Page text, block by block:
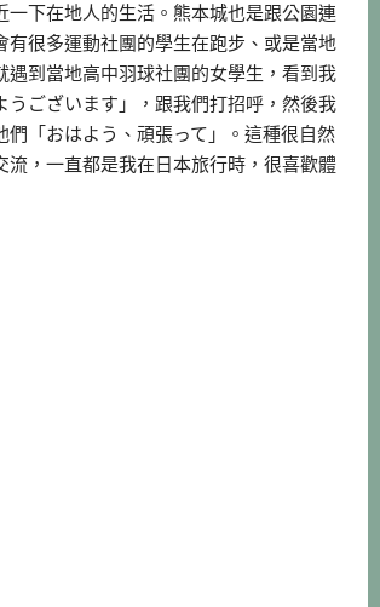
一下在地人的生活。熊本城也是跟公園連
有很多運動社團的學生在跑步、或是當地
遇到當地高中羽球社團的女學生，看到我
うございます」，跟我們打招呼，然後我
們「おはよう、頑張って」。這種很自然
流，一直都是我在日本旅行時，很喜歡體